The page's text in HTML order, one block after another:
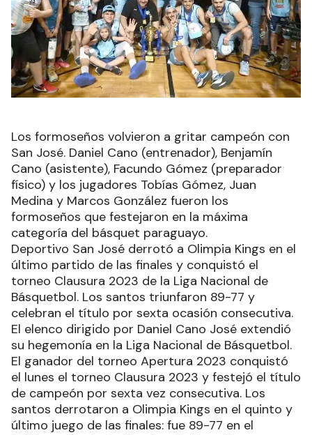
Los formoseños volvieron a gritar campeón con
San José. Daniel Cano (entrenador), Benjamín
Cano (asistente), Facundo Gómez (preparador
físico) y los jugadores Tobías Gómez, Juan
Medina y Marcos González fueron los
formoseños que festejaron en la máxima
categoría del básquet paraguayo.
Deportivo San José derrotó a Olimpia Kings en el
último partido de las finales y conquistó el
torneo Clausura 2023 de la Liga Nacional de
Básquetbol. Los santos triunfaron 89-77 y
celebran el título por sexta ocasión consecutiva.
El elenco dirigido por Daniel Cano José extendió
su hegemonía en la Liga Nacional de Básquetbol.
El ganador del torneo Apertura 2023 conquistó
el lunes el torneo Clausura 2023 y festejó el título
de campeón por sexta vez consecutiva. Los
santos derrotaron a Olimpia Kings en el quinto y
último juego de las finales: fue 89-77 en el